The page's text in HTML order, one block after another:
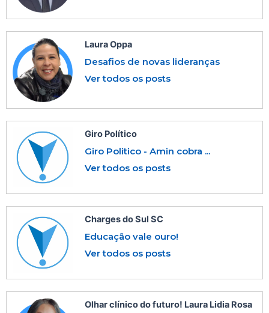
Laura Oppa
Desafios de novas lideranças
Ver todos os posts
Giro Político
Giro Politico - Amin cobra ...
Ver todos os posts
Charges do Sul SC
Educação vale ouro!
Ver todos os posts
Olhar clínico do futuro! Laura Lidia Rosa